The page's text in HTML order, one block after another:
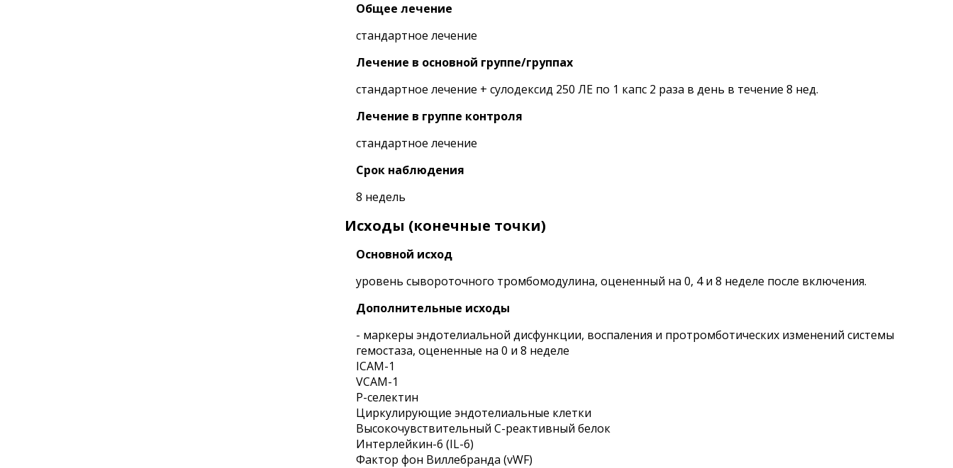
Общее лечение
стандартное лечение
Лечение в основной группе/группах
стандартное лечение + сулодексид 250 ЛЕ по 1 капс 2 раза в день в течение 8 нед.
Лечение в группе контроля
стандартное лечение
Срок наблюдения
8 недель
Исходы (конечные точки)
Основной исход
уровень сывороточного тромбомодулина, оцененный на 0, 4 и 8 неделе после включения.
Дополнительные исходы
- маркеры эндотелиальной дисфункции, воспаления и протромботических изменений системы
гемостаза, оцененные на 0 и 8 неделе
ICAM-1
VCAM-1
P-селектин
Циркулирующие эндотелиальные клетки
Высокочувствительный C-реактивный белок
Интерлейкин-6 (IL-6)
Фактор фон Виллебранда (vWF)